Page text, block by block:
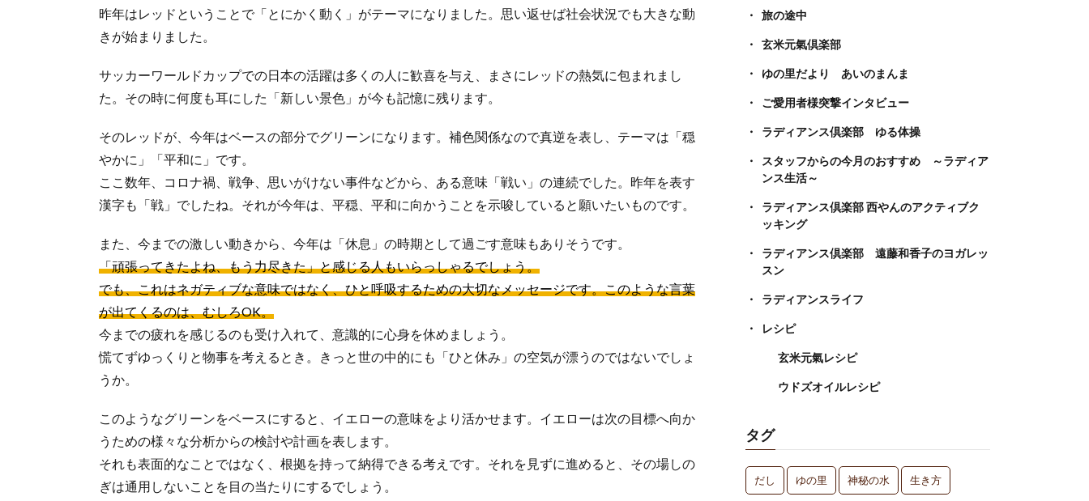
昨年はレッドということで「とにかく動く」がテーマになりました。思い返せば社会状況でも大きな動
きが始まりました。
サッカーワールドカップでの日本の活躍は多くの人に歓喜を与え、まさにレッドの熱気に包まれまし
た。その時に何度も耳にした「新しい景色」が今も記憶に残ります。
そのレッドが、今年はベースの部分でグリーンになります。補色関係なので真逆を表し、テーマは「穏
やかに」「平和に」です。
ここ数年、コロナ禍、戦争、思いがけない事件などから、ある意味「戦い」の連続でした。昨年を表す
漢字も「戦」でしたね。それが今年は、平穏、平和に向かうことを示唆していると願いたいものです。
また、今までの激しい動きから、今年は「休息」の時期として過ごす意味もありそうです。
「頑張ってきたよね、もう力尽きた」と感じる人もいらっしゃるでしょう。
でも、これはネガティブな意味ではなく、ひと呼吸するための大切なメッセージです。このような言葉
が出てくるのは、むしろOK。
今までの疲れを感じるのも受け入れて、意識的に心身を休めましょう。
慌てずゆっくりと物事を考えるとき。きっと世の中的にも「ひと休み」の空気が漂うのではないでしょ
うか。
このようなグリーンをベースにすると、イエローの意味をより活かせます。イエローは次の目標へ向か
うための様々な分析からの検討や計画を表します。
それも表面的なことではなく、根拠を持って納得できる考えです。それを見ずに進めると、その場しの
ぎは通用しないことを目の当たりにするでしょう。
旅の途中
玄米元氣倶楽部
ゆの里だより あいのまんま
ご愛用者様突撃インタビュー
ラディアンス倶楽部 ゆる体操
スタッフからの今月のおすすめ ～ラディア
ンス生活～
ラディアンス倶楽部 西やんのアクティブク
ッキング
ラディアンス倶楽部 遠藤和香子のヨガレッ
スン
ラディアンスライフ
レシピ
玄米元氣レシピ
ウドズオイルレシピ
タグ
だし ゆの里 神秘の水 生き方